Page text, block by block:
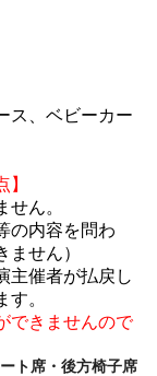
ス、ベビーカー
せん。
の内容を問わ
せん）
主催者が払戻し
。
できませんので
ト席・後方椅子席